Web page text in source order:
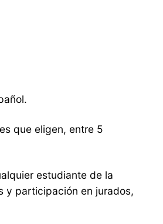
que eligen, entre 5
estudiante de la
y participación en jurados,